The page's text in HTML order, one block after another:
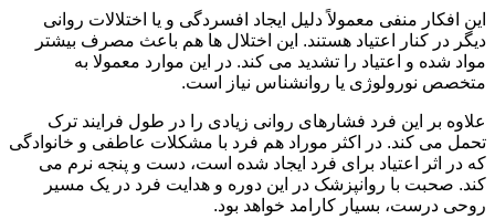
این افکار منفی معمولاً دلیل ایجاد افسردگی و یا اختلالات روانی
دیگر در کنار اعتیاد هستند. این اختلال ها هم باعث مصرف بیشتر
مواد شده و اعتیاد را تشدید می کند. در این موارد معمولا به
متخصص نورولوژی یا روانشناس نیاز است.
علاوه بر این فرد فشارهای روانی زیادی را در طول فرایند ترک
تحمل می کند. در اکثر موراد هم فرد با مشکلات عاطفی و خانوادگی
که در اثر اعتیاد برای فرد ایجاد شده است، دست و پنجه نرم می
کند. صحبت با روانپزشک در این دوره و هدایت فرد در یک مسیر
روحی درست، بسیار کارامد خواهد بود.